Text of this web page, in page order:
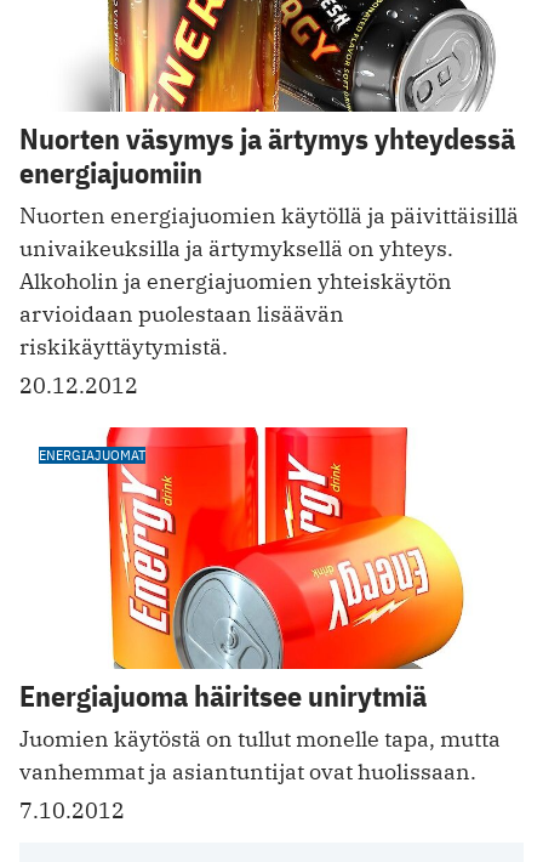
Nuorten väsymys ja ärtymys yhteydessä
energiajuomiin
Nuorten energiajuomien käytöllä ja päivittäisillä
univaikeuksilla ja ärtymyksellä on yhteys.
Alkoholin ja energiajuomien yhteiskäytön
arvioidaan puolestaan lisäävän
riskikäyttäytymistä.
20.12.2012
ENERGIAJUOMAT
Energiajuoma häiritsee unirytmiä
Juomien käytöstä on tullut monelle tapa, mutta
vanhemmat ja asiantuntijat ovat huolissaan.
7.10.2012